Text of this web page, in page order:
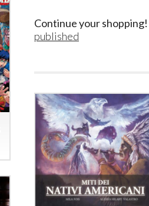
Continue your shopping!
published